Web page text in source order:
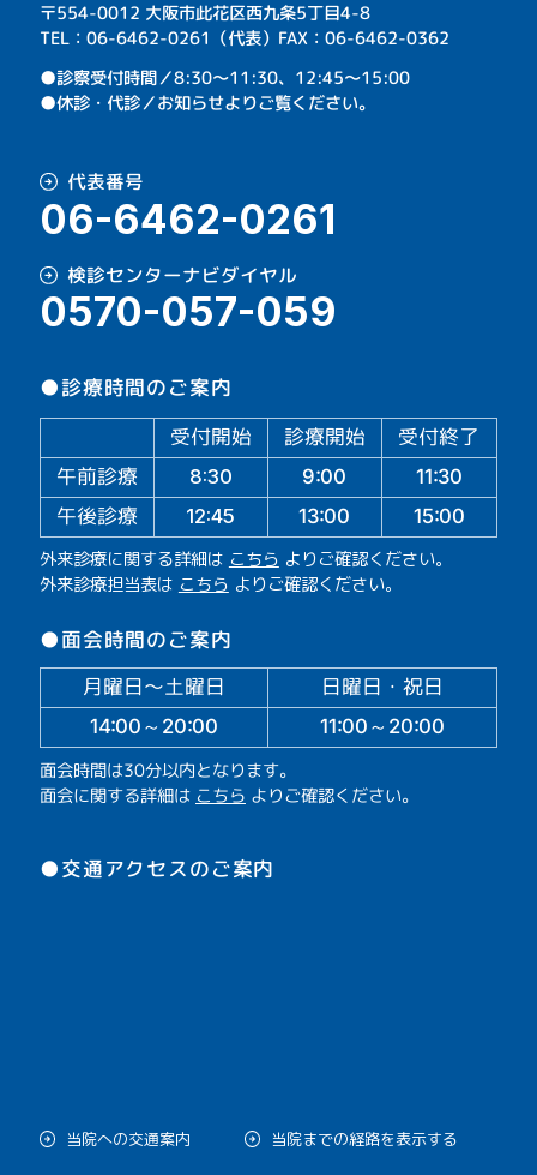
〒554-0012 大阪市此花区西九条5丁目4-8
TEL：06-6462-0261（代表）FAX：06-6462-0362
⁩●診察受付時間／8:30～11:30、12:45～15:00
●休診・代診／お知らせよりご覧ください。
代表番号
06-6462-0261
検診センターナビダイヤル
0570-057-059
●診療時間のご案内
受付開始 診療開始
受付終了
午前診療
8:30 9:00 11:30
午後診療 12:45 13:00 15:00
外来診療に関する詳細は こちら よりご確認ください。
外来診療担当表は こちら よりご確認ください。
●面会時間のご案内
月曜日～土曜日 日曜日・祝日
14:00～20:00 11:00～20:00
面会時間は30分以内となります。
面会に関する詳細は こちら よりご確認ください。
●交通アクセスのご案内
当院への交通案内 当院までの経路を表示する